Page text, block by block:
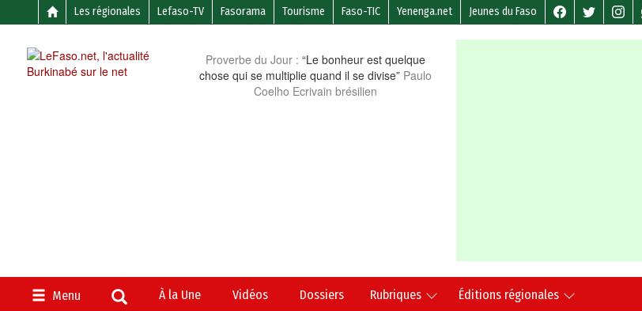
Les régionales Lefaso-TV Fasorama Tourisme Faso-TIC Yenenga.net Jeunes du Faso
Proverbe du Jour : “Le bonheur est quelque
chose qui se multiplie quand il se divise” Paulo
Coelho Ecrivain brésilien
Menu À la Une Vidéos Dossiers Rubriques Éditions régionales